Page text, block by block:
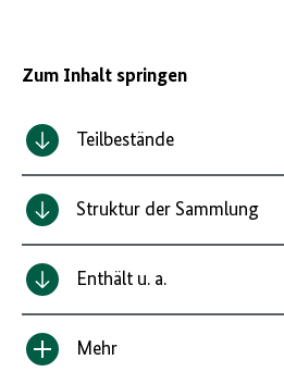
Zum Inhalt springen
Teilbestände
Struktur der Sammlung
Enthält u. a.
Inhalt
Mehr